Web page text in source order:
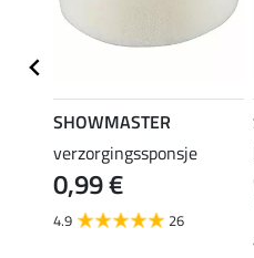
SHOWMASTER
verzorgingssponsje
0,99 €
4.9 26